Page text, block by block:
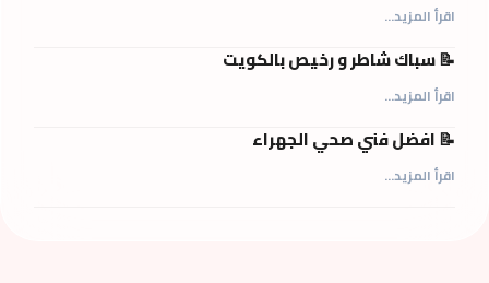
اقرأ المزيد...
📝 سباك شاطر و رخيص بالكويت
اقرأ المزيد...
📝 افضل فني صحي الجهراء
اقرأ المزيد...